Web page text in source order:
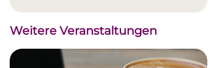
Weitere Veranstaltungen